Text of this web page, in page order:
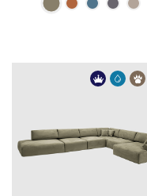
Спальное